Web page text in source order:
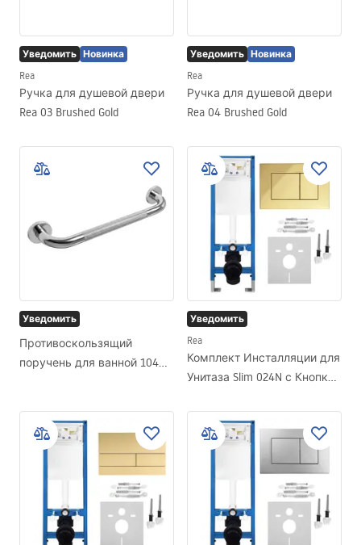
Уведомить Новинка
Rea
Ручка для душевой двери
Rea 03 Brushed Gold
Уведомить Новинка
Rea
Ручка для душевой двери
Rea 04 Brushed Gold
Уведомить
Противоскользящий
поручень для ванной 104
Уведомить
Rea
Комплект Инсталляции для
Унитаза Slim 024N с Кнопкой